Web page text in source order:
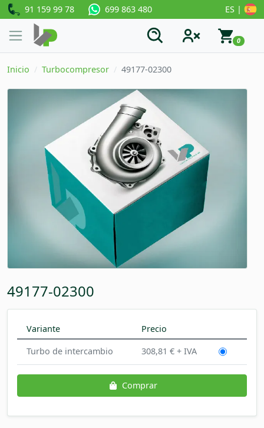
91 159 99 78 699 863 480 ES |
0
Inicio Turbocompresor 49177-02300
49177-02300
Variante
Precio
Turbo de intercambio
308,81 € + IVA
Comprar